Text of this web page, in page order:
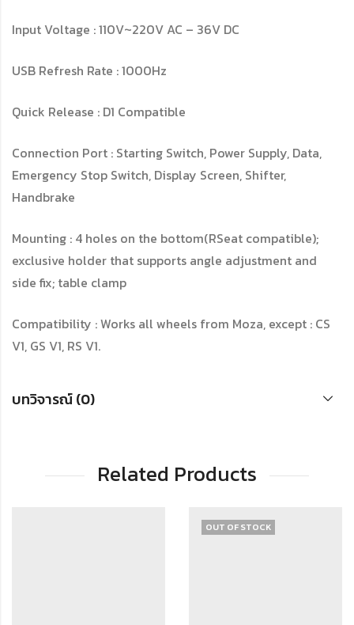
Input Voltage : 110V~220V AC – 36V DC
USB Refresh Rate : 1000Hz
Quick Release : D1 Compatible
Connection Port : Starting Switch, Power Supply, Data,
Emergency Stop Switch, Display Screen, Shifter,
Handbrake
Mounting : 4 holes on the bottom(RSeat compatible);
exclusive holder that supports angle adjustment and
side fix; table clamp
Compatibility : Works all wheels from Moza, except : CS
V1, GS V1, RS V1.
บทวิจารณ์ (0)
Related Products
OUT OF STOCK